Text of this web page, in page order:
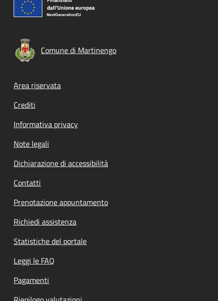
Comune di Martinengo
Footer menu
Area riservata
Crediti
Informativa privacy
Note legali
Dichiarazione di accessibilità
Contatti
Prenotazione appuntamento
Richiedi assistenza
Statistiche del portale
Leggi le FAQ
Pagamenti